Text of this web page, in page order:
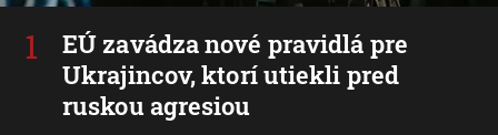
EÚ zavádza nové pravidlá pre
Ukrajincov, ktorí utiekli pred
ruskou agresiou